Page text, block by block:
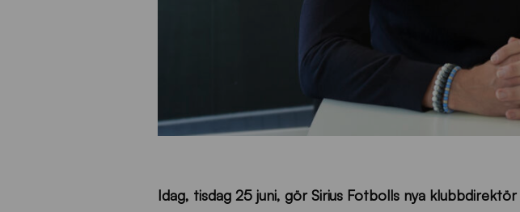
Idag, tisdag 25 juni, gör Sirius Fotbolls nya